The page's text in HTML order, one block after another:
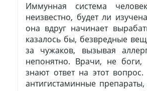
Иммунная система
неизвестно, будет ли
она вдруг начинает
казалось бы, безвредные
за чужаков, вызывая
непонятно. Врачи, не
знают ответ на этот
антигистаминные